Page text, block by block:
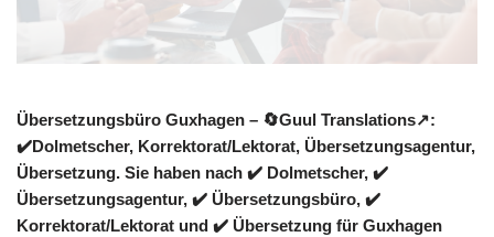
Übersetzungsbüro Guxhagen – 🔄Guul Translations↗️:
✔️Dolmetscher, Korrektorat/Lektorat, Übersetzungsagentur,
Übersetzung. Sie haben nach ✔️ Dolmetscher, ✔️
Übersetzungsagentur, ✔️ Übersetzungsbüro, ✔️
Korrektorat/Lektorat und ✔️ Übersetzung für Guxhagen